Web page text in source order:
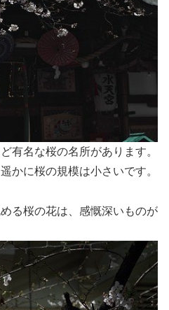
有名な桜の名所があります。
かに桜の規模は小さいです。
る桜の花は、感慨深いものが